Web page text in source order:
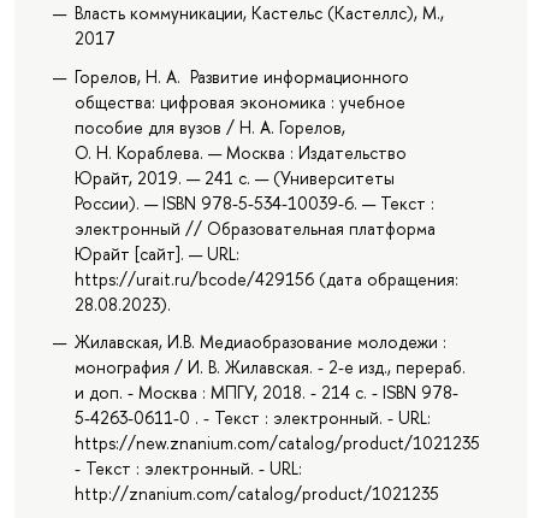
Власть коммуникации, Кастельс (Кастеллс), М.,
2017
Горелов, Н. А. Развитие информационного
общества: цифровая экономика : учебное
пособие для вузов / Н. А. Горелов,
О. Н. Кораблева. — Москва : Издательство
Юрайт, 2019. — 241 с. — (Университеты
России). — ISBN 978-5-534-10039-6. — Текст :
электронный // Образовательная платформа
Юрайт [сайт]. — URL:
https://urait.ru/bcode/429156 (дата обращения:
28.08.2023).
Жилавская, И.В. Медиаобразование молодежи :
монография / И. В. Жилавская. - 2-е изд., перераб.
и доп. - Москва : МПГУ, 2018. - 214 с. - ISBN 978-
5-4263-0611-0 . - Текст : электронный. - URL:
https://new.znanium.com/catalog/product/1021235
- Текст : электронный. - URL:
http://znanium.com/catalog/product/1021235